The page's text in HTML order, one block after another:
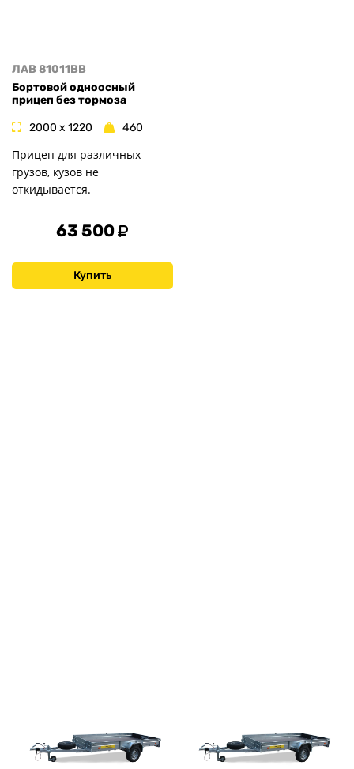
ЛАВ 81011BB
Бортовой одноосный
прицеп без тормоза
2000 x 1220 460
Прицеп для различных
грузов, кузов не
откидывается.
63 500
Купить